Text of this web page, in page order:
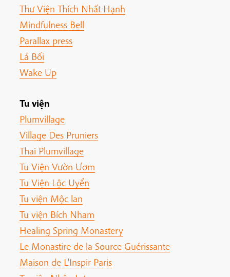
Thư Viện Thích Nhất Hạnh
Mindfulness Bell
Parallax press
Lá Bối
Wake Up
Tu viện
Plumvillage
Village Des Pruniers
Thai Plumvillage
Tu Viện Vườn Ươm
Tu Viện Lộc Uyển
Tu viện Mộc lan
Tu viện Bích Nham
Healing Spring Monastery
Le Monastire de la Source Guérissante
Maison de L'Inspir Paris